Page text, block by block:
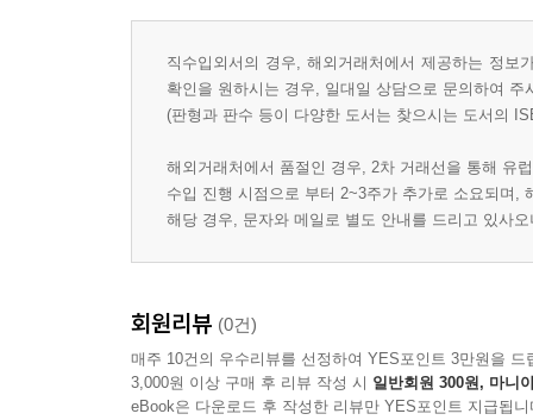
직수입외서의 경우, 해외거래처에서 제공하는 정
확인을 원하시는 경우, 일대일 상담으로 문의하여 주
(판형과 판수 등이 다양한 도서는 찾으시는 도서의
해외거래처에서 품절인 경우, 2차 거래선을 통해 유
수입 진행 시점으로 부터 2~3주가 추가로 소요되며,
해당 경우, 문자와 메일로 별도 안내를 드리고 있사
회원리뷰 (0건)
매주 10건의 우수리뷰를 선정하여 YES포인트 3만원을 드
3,000원 이상 구매 후 리뷰 작성 시 일반회원 300원, 마니
eBook은 다운로드 후 작성한 리뷰만 YES포인트 지급됩니